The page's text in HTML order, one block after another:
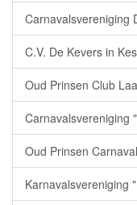
Carnavalsvereniging
C.V. De Kevers in
Oud Prinsen Club
Carnavalsvereniging
Oud Prinsen
Karnavalsvereniging